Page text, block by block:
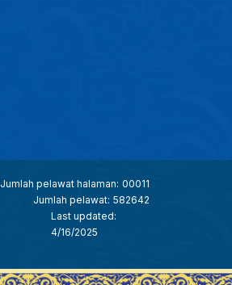
Jumlah pelawat halaman: 00011
Jumlah pelawat: 582642
Last updated:
4/16/2025